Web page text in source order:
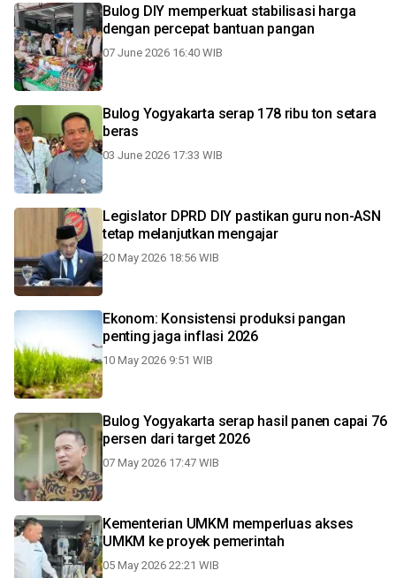
Bulog DIY memperkuat stabilisasi harga
dengan percepat bantuan pangan
07 June 2026 16:40 WIB
Bulog Yogyakarta serap 178 ribu ton setara
beras
03 June 2026 17:33 WIB
Legislator DPRD DIY pastikan guru non-ASN
tetap melanjutkan mengajar
20 May 2026 18:56 WIB
Ekonom: Konsistensi produksi pangan
penting jaga inflasi 2026
10 May 2026 9:51 WIB
Bulog Yogyakarta serap hasil panen capai 76
persen dari target 2026
07 May 2026 17:47 WIB
Kementerian UMKM memperluas akses
UMKM ke proyek pemerintah
05 May 2026 22:21 WIB